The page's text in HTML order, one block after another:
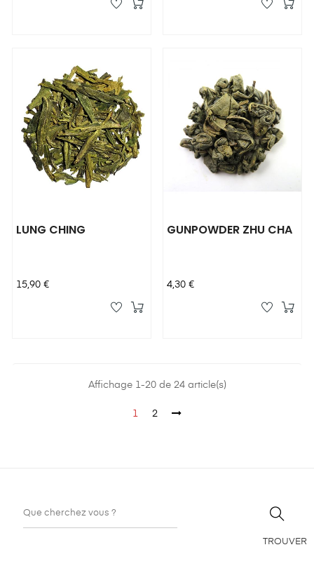
LUNG CHING
Prix
15,90 €
GUNPOWDER ZHU CHA
Prix
4,30 €
Affichage 1-20 de 24 article(s)
1 2
TROUVER